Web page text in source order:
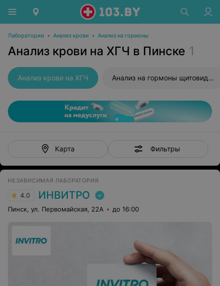
Лаборатории • Анализ крови • Анализ на гормоны
Анализ крови на ХГЧ в Пинске 1
Анализ крови на ХГЧ Анализ на гормоны щитовидной железы
Карта Фильтры
НЕЗАВИСИМАЯ ЛАБОРАТОРИЯ
4.0 ИНВИТРО
Пинск, ул. Первомайская, 22А до 16:00